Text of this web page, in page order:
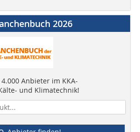
2026
Anbieter im KKA-
und Klimatechnik!